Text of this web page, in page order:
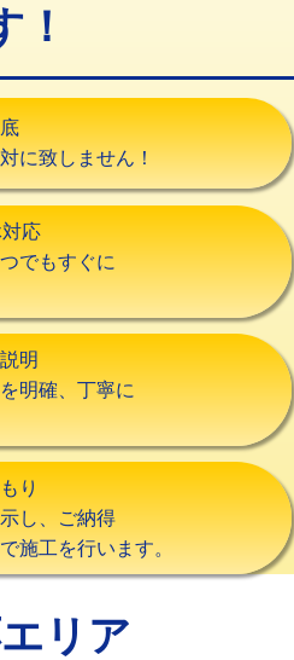
ッキ
13,200円+材料費
デッキ
16,500円+材料費
ップ
16,500円
水栓） 16,500円
3,300円
バンド止
5,500円
！
に致しません！
応
でもすぐに
明
明確、丁寧に
り
し、ご納得
施工を行います。
リア